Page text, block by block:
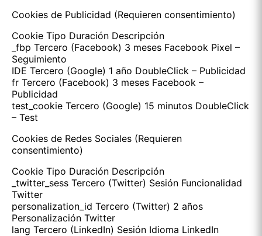
Cookies de Publicidad (Requieren consentimiento)
Cookie Tipo Duración Descripción
_fbp Tercero (Facebook) 3 meses Facebook Pixel –
Seguimiento
IDE Tercero (Google) 1 año DoubleClick – Publicidad
fr Tercero (Facebook) 3 meses Facebook –
Publicidad
test_cookie Tercero (Google) 15 minutos DoubleClick
– Test
Cookies de Redes Sociales (Requieren
consentimiento)
Cookie Tipo Duración Descripción
_twitter_sess Tercero (Twitter) Sesión Funcionalidad
Twitter
personalization_id Tercero (Twitter) 2 años
Personalización Twitter
lang Tercero (LinkedIn) Sesión Idioma LinkedIn